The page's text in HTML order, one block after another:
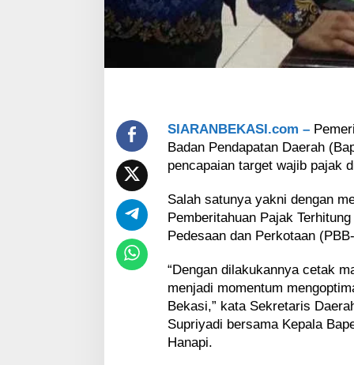
P
2
l
T
a
h
n
SIARANBEKASI.com –
Badan Pendapatan Daerah
pencapaian target wajib pajak
Salah satunya yakni dengan
Pemberitahuan Pajak
Pedesaan dan Perkotaan
“Dengan dilakukannya cetak
menjadi momentum
Bekasi,” kata Sekretaris
Supriyadi bersama Kepala
Hanapi.